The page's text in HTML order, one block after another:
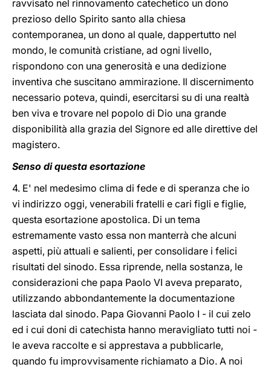
ravvisato nel rinnovamento catechetico un dono
prezioso dello Spirito santo alla chiesa
contemporanea, un dono al quale, dappertutto nel
mondo, le comunità cristiane, ad ogni livello,
rispondono con una generosità e una dedizione
inventiva che suscitano ammirazione. Il discernimento
necessario poteva, quindi, esercitarsi su di una realtà
ben viva e trovare nel popolo di Dio una grande
disponibilità alla grazia del Signore ed alle direttive del
magistero.
Senso di questa esortazione
4. E' nel medesimo clima di fede e di speranza che io
vi indirizzo oggi, venerabili fratelli e cari figli e figlie,
questa esortazione apostolica. Di un tema
estremamente vasto essa non manterrà che alcuni
aspetti, più attuali e salienti, per consolidare i felici
risultati del sinodo. Essa riprende, nella sostanza, le
considerazioni che papa Paolo VI aveva preparato,
utilizzando abbondantemente la documentazione
lasciata dal sinodo. Papa Giovanni Paolo I - il cui zelo
ed i cui doni di catechista hanno meravigliato tutti noi -
le aveva raccolte e si apprestava a pubblicarle,
quando fu improvvisamente richiamato a Dio. A noi